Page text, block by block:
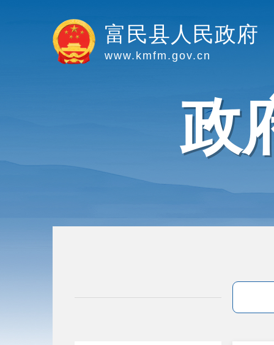
富民县人民政府
www.kmfm.gov.cn
政